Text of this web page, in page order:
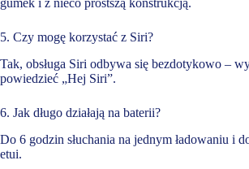
gumek i z nieco prostszą konstrukcją.
5. Czy mogę korzystać z Siri?
Tak, obsługa Siri odbywa się bezdotykowo –
powiedzieć „Hej Siri”.
6. Jak długo działają na baterii?
Do 6 godzin słuchania na jednym ładowaniu i
etui.